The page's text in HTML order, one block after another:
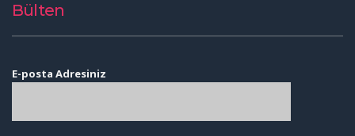
Bülten
E-posta Adresiniz